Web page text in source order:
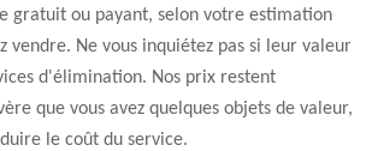
gratuit ou payant, selon votre estimation
vendre. Ne vous inquiétez pas si leur valeur
d'élimination. Nos prix restent
que vous avez quelques objets de valeur,
le coût du service.